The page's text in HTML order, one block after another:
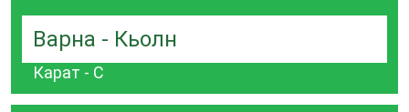
Варна - Кьолн
Карат - С